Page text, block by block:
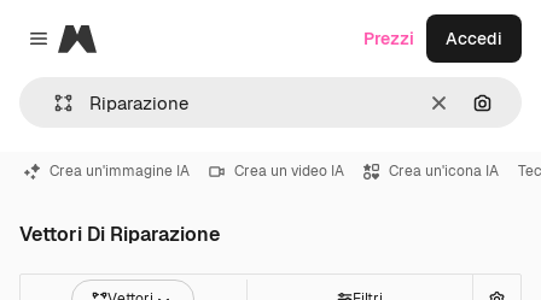
Close menu
Magnific
CancellaCerca
Prezzi Accedi
Crea un'immagine IA Crea un video IA Crea un'icona IA
Vettori Di Riparazione